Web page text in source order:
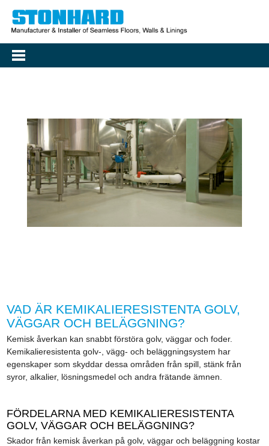
VAD ÄR KEMIKALIERESISTENTA GOLV,
VÄGGAR OCH BELÄGGNING?
Kemisk åverkan kan snabbt förstöra golv, väggar och foder.
Kemikalieresistenta golv-, vägg- och beläggningsystem har
egenskaper som skyddar dessa områden från spill, stänk från
syror, alkalier, lösningsmedel och andra frätande ämnen.
FÖRDELARNA MED KEMIKALIERESISTENTA
GOLV, VÄGGAR OCH BELÄGGNING?
Skador från kemisk åverkan på golv, väggar och beläggning kostar